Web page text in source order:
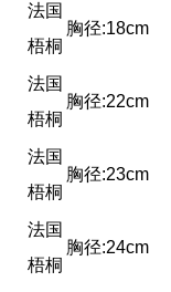
法国
梧桐
胸径:18cm
法国
梧桐
胸径:22cm
法国
梧桐
胸径:23cm
法国
梧桐
胸径:24cm